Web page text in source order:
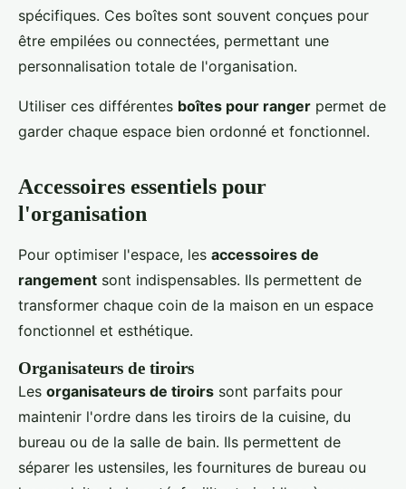
spécifiques. Ces boîtes sont souvent conçues pour
être empilées ou connectées, permettant une
personnalisation totale de l'organisation.
Utiliser ces différentes boîtes pour ranger permet de
garder chaque espace bien ordonné et fonctionnel.
Accessoires essentiels pour
l'organisation
Pour optimiser l'espace, les accessoires de
rangement sont indispensables. Ils permettent de
transformer chaque coin de la maison en un espace
fonctionnel et esthétique.
Organisateurs de tiroirs
Les organisateurs de tiroirs sont parfaits pour
maintenir l'ordre dans les tiroirs de la cuisine, du
bureau ou de la salle de bain. Ils permettent de
séparer les ustensiles, les fournitures de bureau ou